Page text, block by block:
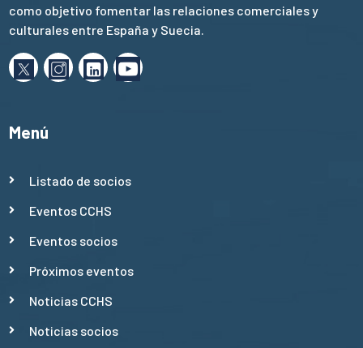
como objetivo fomentar las relaciones comerciales y
culturales entre España y Suecia.
Menú
Listado de socios
Eventos CCHS
Eventos socios
Próximos eventos
Noticias CCHS
Noticias socios